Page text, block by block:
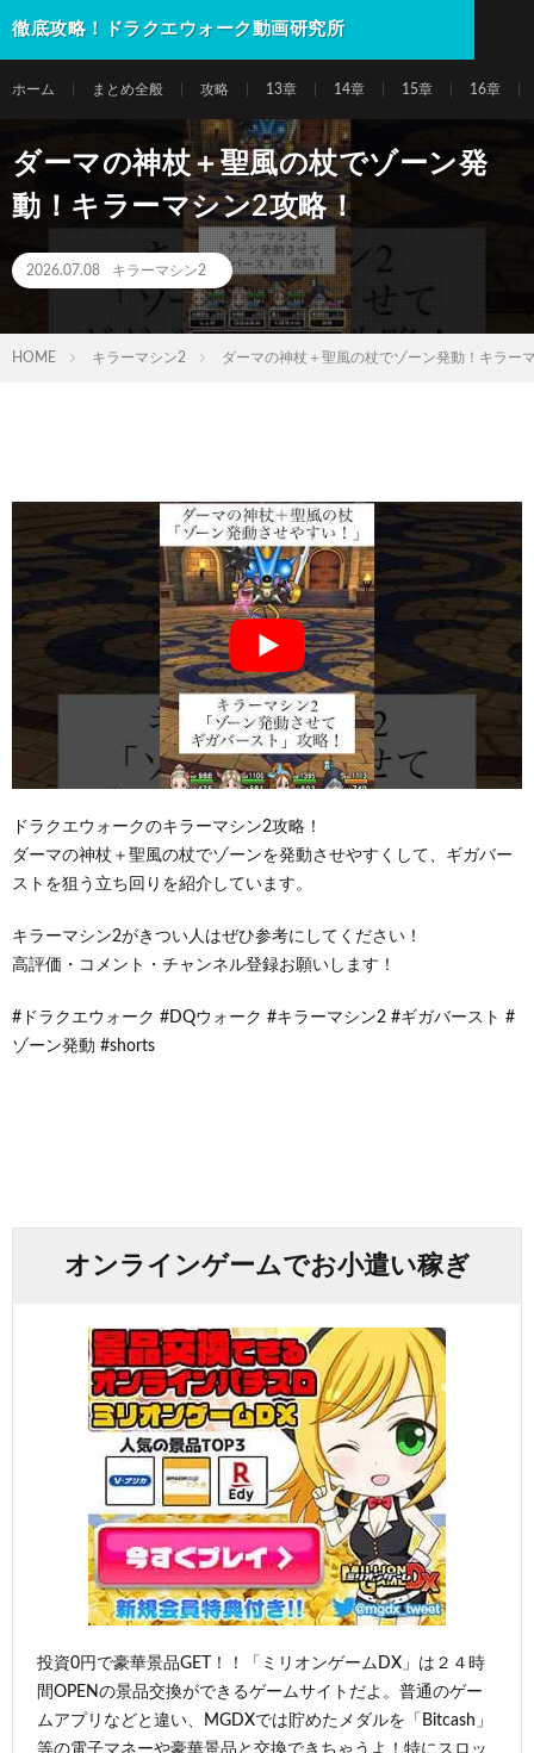
徹底攻略！ドラクエウォーク動画研究所
ホーム まとめ全般 攻略 13章 14章 15章 16章
ダーマの神杖＋聖風の杖でゾーン発
動！キラーマシン2攻略！
2026.07.08 キラーマシン2
HOME キラーマシン2 ダーマの神杖＋聖風の杖でゾーン発動！キラー
ドラクエウォークのキラーマシン2攻略！
ダーマの神杖＋聖風の杖でゾーンを発動させやすくして、ギガバー
ストを狙う立ち回りを紹介しています。
キラーマシン2がきつい人はぜひ参考にしてください！
高評価・コメント・チャンネル登録お願いします！
#ドラクエウォーク #DQウォーク #キラーマシン2 #ギガバースト #
ゾーン発動 #shorts
オンラインゲームでお小遣い稼ぎ
投資0円で豪華景品GET！！「ミリオンゲームDX」は２４時
間OPENの景品交換ができるゲームサイトだよ。普通のゲー
ムアプリなどと違い、MGDXでは貯めたメダルを「Bitcash」
等の電子マネーや豪華景品と交換できちゃうよ！特にスロッ